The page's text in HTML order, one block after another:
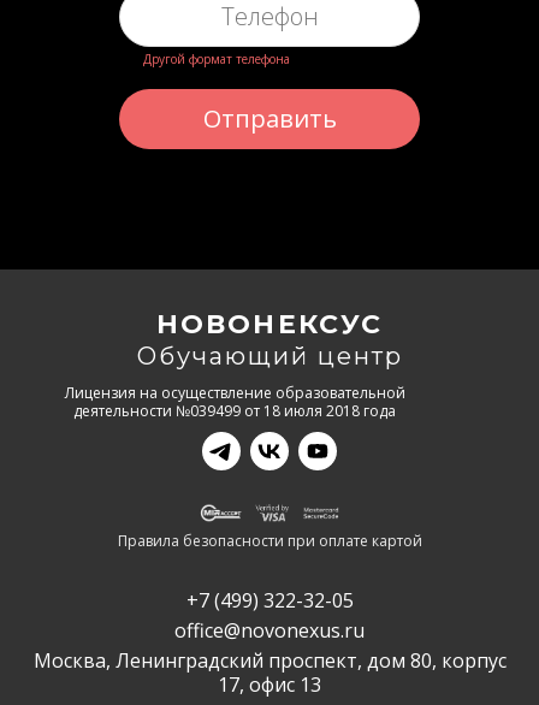
Другой формат телефона
Отправить
НОВОНЕКСУС
Обучающий центр
Лицензия на осуществление образовательной
деятельности №039499 от 18 июля 2018 года
Правила безопасности при оплате картой
+7 (499) 322-32-05
office@novonexus.ru
Москва, Ленинградский проспект, дом 80, корпус
17, офис 13